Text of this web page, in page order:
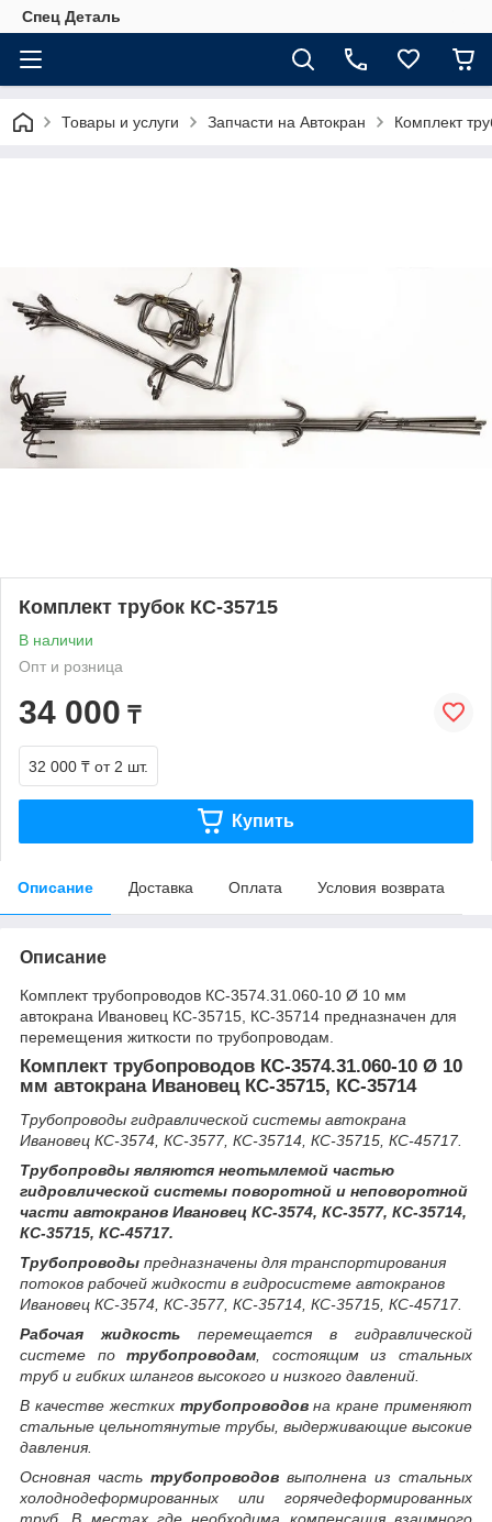
Спец Деталь
Товары и услуги Запчасти на Автокран Комплект
Комплект трубок КС-35715
В наличии
Опт и розница
34 000 ₸
32 000 ₸ от 2 шт.
Купить
Описание Доставка Оплата Условия возврата
Описание
Комплект трубопроводов КС-3574.31.060-10 Ø 10 мм
автокрана Ивановец КС-35715, КС-35714 предназначен для
перемещения житкости по трубопроводам.
Комплект трубопроводов КС-3574.31.060-10 Ø 10
мм автокрана Ивановец КС-35715, КС-35714
Трубопроводы гидравлической системы автокрана
Ивановец КС-3574, КС-3577, КС-35714, КС-35715, КС-45717.
Трубопровды являются неотьмлемой частью
гидровлической системы поворотной и неповоротной
части автокранов Ивановец КС-3574, КС-3577, КС-35714,
КС-35715, КС-45717.
Трубопроводы предназначены для транспортирования
потоков рабочей жидкости в гидросистеме автокранов
Ивановец КС-3574, КС-3577, КС-35714, КС-35715, КС-45717.
Рабочая жидкость перемещается в гидравлической
системе потрубопроводам , состоящим из стальных
труб и гибких шлангов высокого и низкого давлений.
В качестве жесткихтрубопроводовна кране применяют
стальные цельнотянутые трубы, выдерживающие высокие
давления.
Основная часть трубопроводов выполнена из стальных
холоднодеформированных или горячедеформированных
труб. В местах где необходима компенсация взаимного